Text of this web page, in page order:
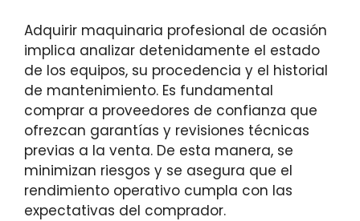
Adquirir maquinaria profesional de ocasión
implica analizar detenidamente el estado
de los equipos, su procedencia y el historial
de mantenimiento. Es fundamental
comprar a proveedores de confianza que
ofrezcan garantías y revisiones técnicas
previas a la venta. De esta manera, se
minimizan riesgos y se asegura que el
rendimiento operativo cumpla con las
expectativas del comprador.